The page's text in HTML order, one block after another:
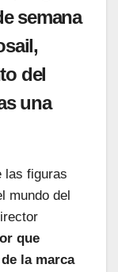
semana
del
una
las figuras
mundo del
que
la marca